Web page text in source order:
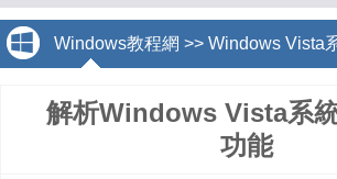
Windows教程網 >> Windows Vista
解析Windows Vista系
功能